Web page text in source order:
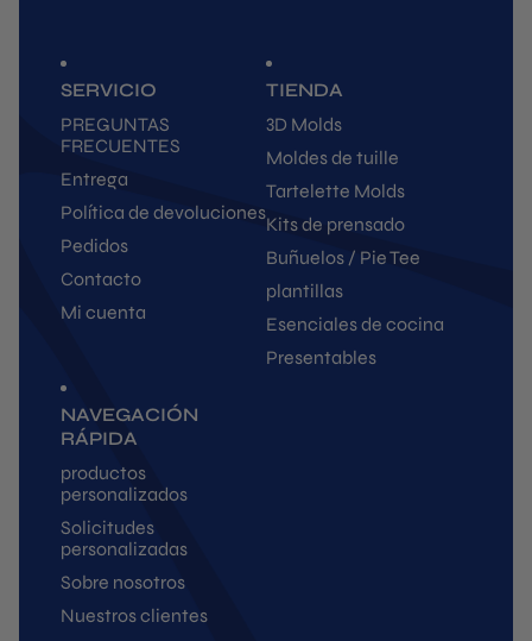
SERVICIO
PREGUNTAS
FRECUENTES
Entrega
Política de devoluciones
Pedidos
Contacto
Mi cuenta
TIENDA
3D Molds
Moldes de tuille
Tartelette Molds
Kits de prensado
Buñuelos / Pie Tee
plantillas
Esenciales de cocina
Presentables
NAVEGACIÓN
RÁPIDA
productos
personalizados
Solicitudes
personalizadas
Sobre nosotros
Nuestros clientes